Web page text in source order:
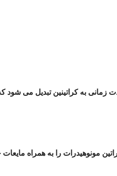
زمانی بهکراتینینتبدیل می شود
مونوهیدرات را به همراه